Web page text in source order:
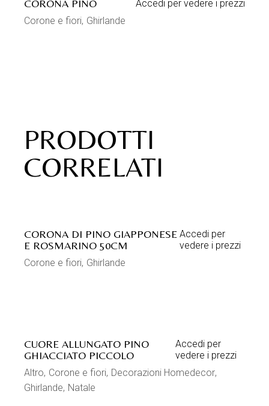
CORONA PINO
Accedi per vedere i prezzi
Corone e fiori Ghirlande
PRODOTTI
CORRELATI
CORONA DI PINO GIAPPONESE
E ROSMARINO 50CM
Accedi per
vedere i prezzi
Corone e fiori Ghirlande
CUORE ALLUNGATO PINO
GHIACCIATO PICCOLO
Accedi per
vedere i prezzi
Altro Corone e fiori Decorazioni Homedecor
Ghirlande Natale